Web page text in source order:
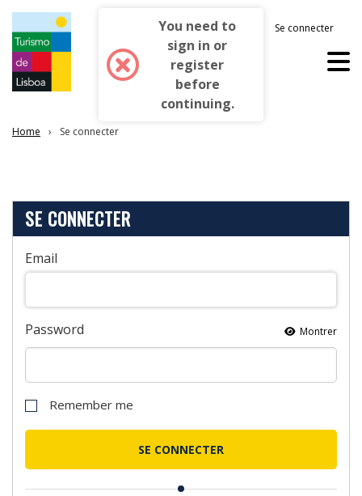
Français Se connecter
Home Se connecter
SE CONNECTER
Email
Password Montrer
Remember me
You need to
sign in or
register
before
continuing.